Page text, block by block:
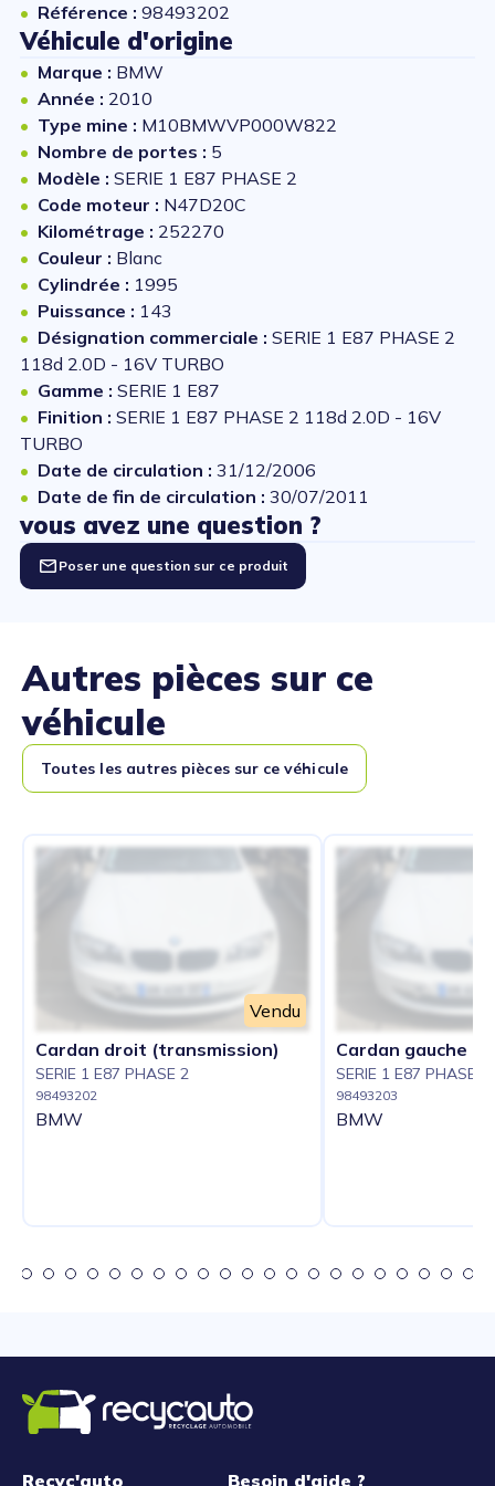
Référence : 98493202
Véhicule d'origine
Marque : BMW
Année : 2010
Type mine : M10BMWVP000W822
Nombre de portes : 5
Modèle : SERIE 1 E87 PHASE 2
Code moteur : N47D20C
Kilométrage : 252270
Couleur : Blanc
Cylindrée : 1995
Puissance : 143
Désignation commerciale : SERIE 1 E87 PHASE 2
118d 2.0D - 16V TURBO
Gamme : SERIE 1 E87
Finition : SERIE 1 E87 PHASE 2 118d 2.0D - 16V
TURBO
Date de circulation : 31/12/2006
Date de fin de circulation : 30/07/2011
vous avez une question ?
Poser une question sur ce produit
Autres pièces sur ce
véhicule
Toutes les autres pièces sur ce véhicule
Vendu
Cardan droit (transmission)
SERIE 1 E87 PHASE 2
98493202
BMW
Cardan gauche
SERIE 1 E87 PHASE 2
98493203
BMW
Recyc'auto Besoin d'aide ?